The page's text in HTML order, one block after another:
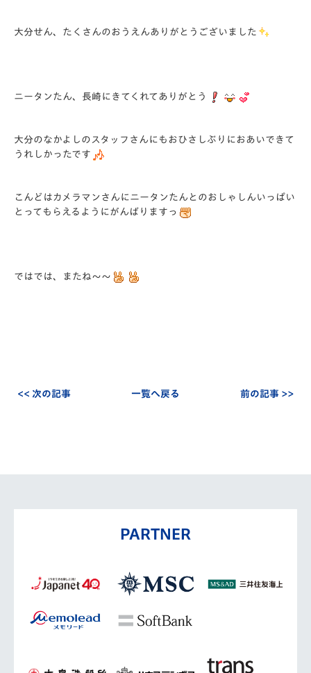
大分せん、たくさんのおうえんありがとうございました
ニータンたん、長崎にきてくれてありがとう
大分のなかよしのスタッフさんにもおひさしぶりにおあいできて
うれしかったです
こんどはカメラマンさんにニータンたんとのおしゃしんいっぱい
とってもらえるようにがんばりますっ
ではでは、またね～～
<< 次の記事 一覧へ戻る 前の記事 >>
PARTNER